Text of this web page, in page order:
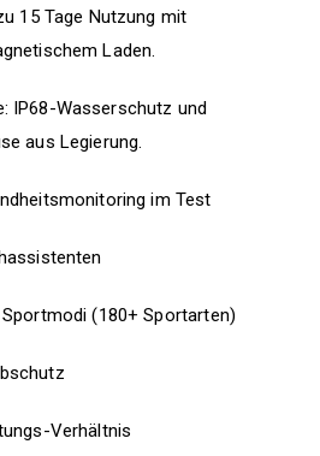
15 Tage Nutzung mit
Laden.
IP68-Wasserschutz und
aus Legierung.
im Test
(180+ Sportarten)
Verhältnis